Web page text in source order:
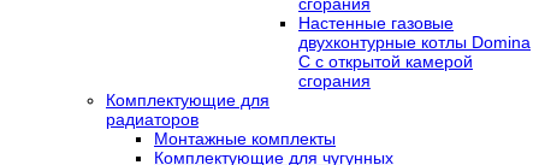
Настенные газовые
двухконтурные котлы Domina
C с открытой камерой
сгорания
Комплектующие для
радиаторов
Монтажные комплекты
Комплектующие для чугунных